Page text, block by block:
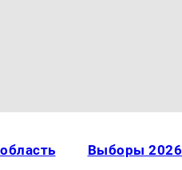
Выборы 2026